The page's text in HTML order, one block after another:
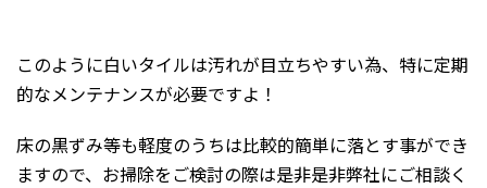
このように白いタイルは汚れが目立ちやすい為、特に定期
的なメンテナンスが必要ですよ！
床の黒ずみ等も軽度のうちは比較的簡単に落とす事ができ
ますので、お掃除をご検討の際は是非是非弊社にご相談く